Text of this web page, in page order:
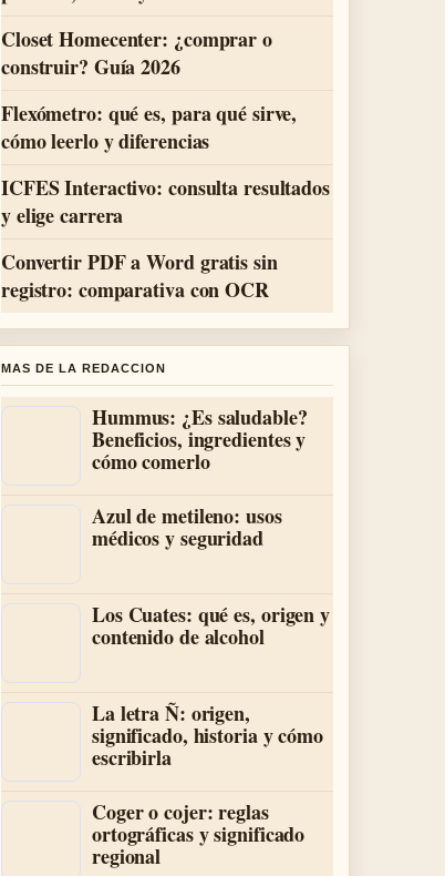
Closet Homecenter: ¿comprar o
construir? Guía 2026
Flexómetro: qué es, para qué sirve,
cómo leerlo y diferencias
ICFES Interactivo: consulta resultados
y elige carrera
Convertir PDF a Word gratis sin
registro: comparativa con OCR
MAS DE LA REDACCION
Hummus: ¿Es saludable?
Beneficios, ingredientes y
cómo comerlo
Azul de metileno: usos
médicos y seguridad
Los Cuates: qué es, origen y
contenido de alcohol
La letra Ñ: origen,
significado, historia y cómo
escribirla
Coger o cojer: reglas
ortográficas y significado
regional